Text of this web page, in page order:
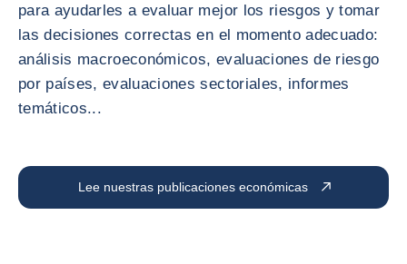
para ayudarles a evaluar mejor los riesgos y tomar
las decisiones correctas en el momento adecuado:
análisis macroeconómicos, evaluaciones de riesgo
por países, evaluaciones sectoriales, informes
temáticos...
Lee nuestras publicaciones económicas